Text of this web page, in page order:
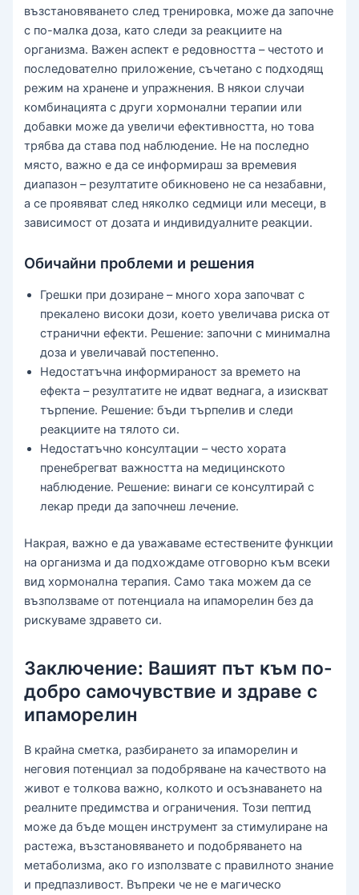
възстановяването след тренировка, може да започне
с по-малка доза, като следи за реакциите на
организма. Важен аспект е редовността – честото и
последователно приложение, съчетано с подходящ
режим на хранене и упражнения. В някои случаи
комбинацията с други хормонални терапии или
добавки може да увеличи ефективността, но това
трябва да става под наблюдение. Не на последно
място, важно е да се информираш за времевия
диапазон – резултатите обикновено не са незабавни,
а се проявяват след няколко седмици или месеци, в
зависимост от дозата и индивидуалните реакции.
Обичайни проблеми и решения
Грешки при дозиране – много хора започват с
прекалено високи дози, което увеличава риска от
странични ефекти. Решение: започни с минимална
доза и увеличавай постепенно.
Недостатъчна информираност за времето на
ефекта – резултатите не идват веднага, а изискват
търпение. Решение: бъди търпелив и следи
реакциите на тялото си.
Недостатъчно консултации – често хората
пренебрегват важността на медицинското
наблюдение. Решение: винаги се консултирай с
лекар преди да започнеш лечение.
Накрая, важно е да уважаваме естествените функции
на организма и да подхождаме отговорно към всеки
вид хормонална терапия. Само така можем да се
възползваме от потенциала на ипаморелин без да
рискуваме здравето си.
Заключение: Вашият път към по-
добро самочувствие и здраве с
ипаморелин
В крайна сметка, разбирането за ипаморелин и
неговия потенциал за подобряване на качеството на
живот е толкова важно, колкото и осъзнаването на
реалните предимства и ограничения. Този пептид
може да бъде мощен инструмент за стимулиране на
растежа, възстановяването и подобряването на
метаболизма, ако го използвате с правилното знание
и предпазливост. Въпреки че не е магическо